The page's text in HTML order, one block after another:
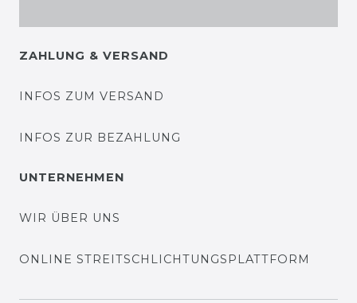
ZAHLUNG & VERSAND
INFOS ZUM VERSAND
INFOS ZUR BEZAHLUNG
UNTERNEHMEN
WIR ÜBER UNS
ONLINE STREITSCHLICHTUNGSPLATTFORM